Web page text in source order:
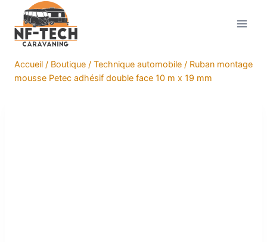
contenu
Accueil / Boutique / Technique automobile / Ruban montage
mousse Petec adhésif double face 10 m x 19 mm